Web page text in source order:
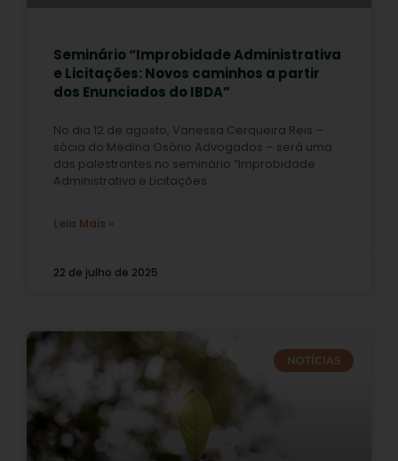
Seminário “Improbidade Administrativa
e Licitações: Novos caminhos a partir
dos Enunciados do IBDA”
No dia 12 de agosto, Vanessa Cerqueira Reis –
sócia do Medina Osório Advogados – será uma
das palestrantes no seminário “Improbidade
Administrativa e Licitações:
Leia Mais »
22 de julho de 2025
NOTÍCIAS